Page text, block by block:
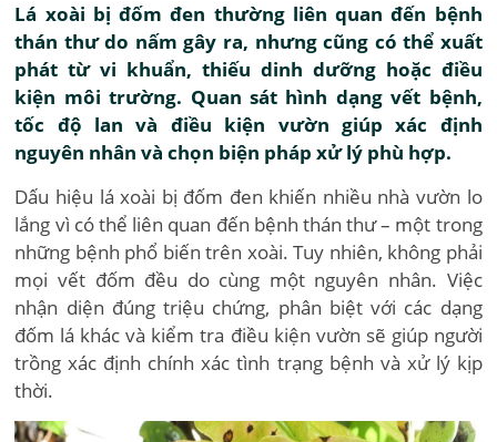
Lá xoài bị đốm đen thường liên quan đến bệnh
thán thư do nấm gây ra, nhưng cũng có thể xuất
phát từ vi khuẩn, thiếu dinh dưỡng hoặc điều
kiện môi trường. Quan sát hình dạng vết bệnh,
tốc độ lan và điều kiện vườn giúp xác định
nguyên nhân và chọn biện pháp xử lý phù hợp.
Dấu hiệu lá xoài bị đốm đen khiến nhiều nhà vườn lo
lắng vì có thể liên quan đến bệnh thán thư – một trong
những bệnh phổ biến trên xoài. Tuy nhiên, không phải
mọi vết đốm đều do cùng một nguyên nhân. Việc
nhận diện đúng triệu chứng, phân biệt với các dạng
đốm lá khác và kiểm tra điều kiện vườn sẽ giúp người
trồng xác định chính xác tình trạng bệnh và xử lý kịp
thời.